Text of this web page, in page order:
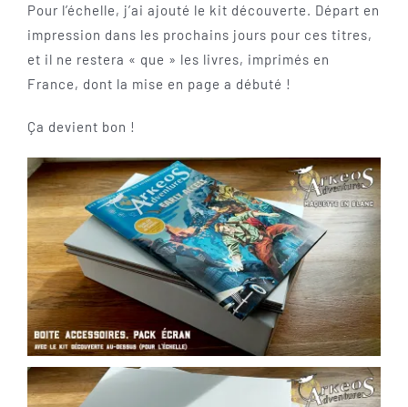
Pour l’échelle, j’ai ajouté le kit découverte. Départ en
impression dans les prochains jours pour ces titres,
et il ne restera « que » les livres, imprimés en
France, dont la mise en page a débuté !
Ça devient bon !